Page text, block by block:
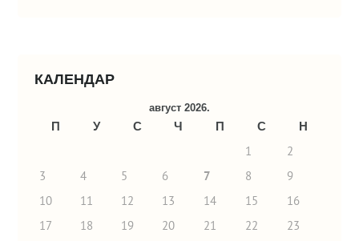
КАЛЕНДАР
август 2026.
П У С Ч П С
Н
1
2
3
4 5 6 7 8
9
10
11 12 13 14 15
16
17
18 19 20 21 22
23